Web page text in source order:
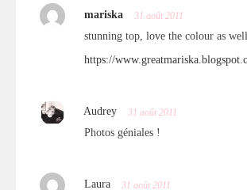
mariska 31 août 2011
stunning top, love the colour as
https://
Audrey 31 août 2011
Photos géniales !
Laura 31 août 2011